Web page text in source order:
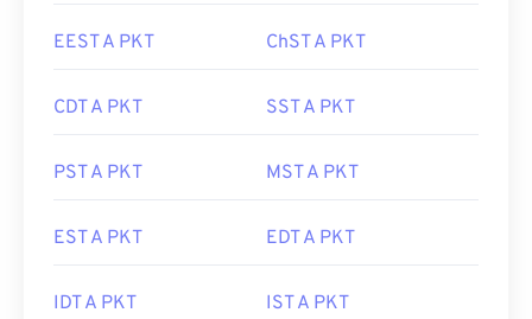
EEST A PKT ChST A PKT
CDT A PKT SST A PKT
PST A PKT MST A PKT
EST A PKT EDT A PKT
IDT A PKT IST A PKT